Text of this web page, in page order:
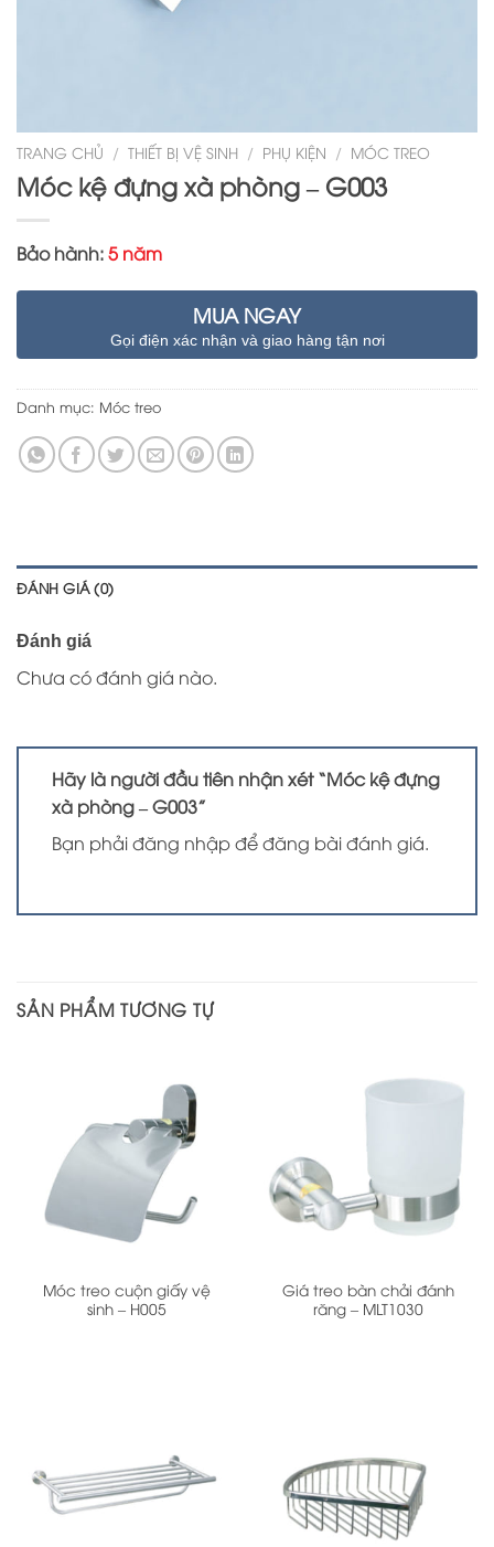
TRANG CHỦ / THIẾT BỊ VỆ SINH / PHỤ KIỆN / MÓC TREO
Móc kệ đựng xà phòng – G003
Bảo hành:5 năm
MUA NGAY
Gọi điện xác nhận và giao hàng tận nơi
Danh mục: Móc treo
ĐÁNH GIÁ (0)
Đánh giá
Chưa có đánh giá nào.
Hãy là người đầu tiên nhận xét “Móc kệ đựng
xà phòng – G003”
Bạn phảiđăng nhậpđể đăng bài đánh giá.
SẢN PHẨM TƯƠNG TỰ
Móc treo cuộn giấy vệ
sinh – H005
Giá treo bàn chải đánh
răng – MLT1030